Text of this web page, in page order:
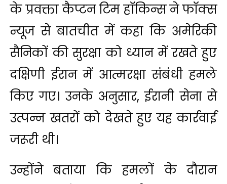
के प्रवक्ता कैप्टन टिम हॉकिन्स ने फॉक्स
न्यूज से बातचीत में कहा कि अमेरिकी
सैनिकों की सुरक्षा को ध्यान में रखते हुए
दक्षिणी ईरान में आत्मरक्षा संबंधी हमले
किए गए। उनके अनुसार, ईरानी सेना से
उत्पन्न खतरों को देखते हुए यह कार्रवाई
जरूरी थी।
उन्होंने बताया कि हमलों के दौरान